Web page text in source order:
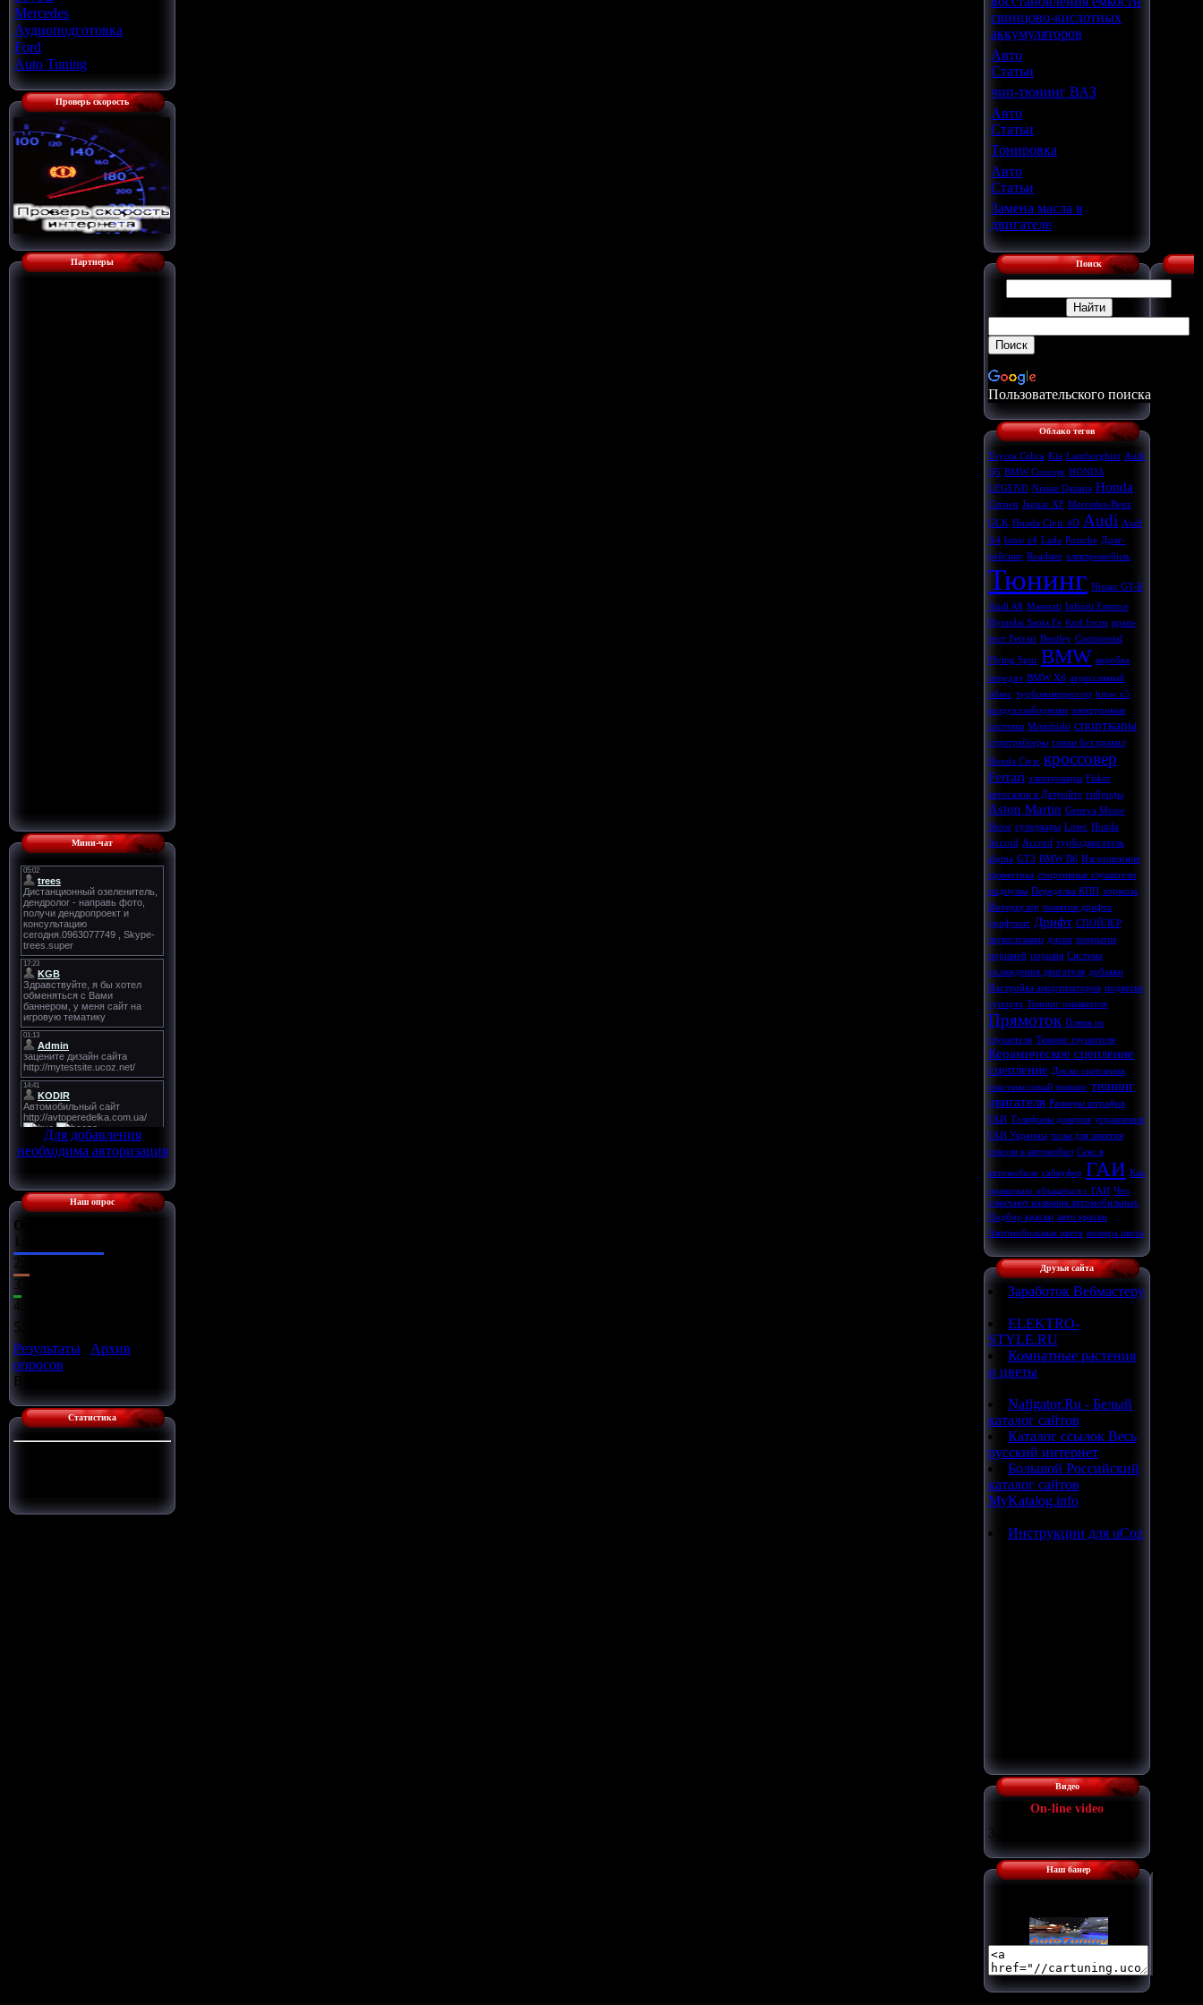
Mercedes
Аудиоподготовка
Ford
Auto Tuning
Проверь скорость
Партнеры
Мини-чат
Для добавления
необходима авторизация
Наш опрос
Оцените сайт
2.
3.
4.
5.
Результаты
Архив
опросов
Всего ответов:
Статистика
свинцово-кислотных
аккумуляторов
Авто
Статьи
чип-тюнинг ВАЗ
Авто
Статьи
Тонировка
Авто
Статьи
Замена масла в
двигателе
Поиск
Пользовательского поиска
Облако тегов
Toyota Celica Kia Lamborghini Audi
Q5 BMW Concept HONDA
LEGEND Nissan Qazana Honda
Citroen Jaguar XF Mercedes-Benz
GLK Honda Civic 4D Audi Audi
A4 bmw z4 Lada Porsche Драг-
рейсинг Roadster электромобиль
Тюнинг Nissan GT-R
Audi A8 Maserati Infiniti Essence
Hyundai Santa Fe ford focus краш-
тест Ferrari Bentley Continental
Flying Spur BMW коробка
передач BMW X6 агрессивный
обвес турбокомпрессор bmw x5
воздухозаборники электронные
системы Mitsubishi спорткары
стритрейсеры гонки без правил
Honda Civic кроссовер
Ferrari электрокары Fisker
автосалон в Детройте гибриды
Aston Martin Geneva Motor
Show суперкары Lotec Honda
Accord
Accord турбодвигатель
alpina GT3 BMW B6 Изготовление
прямотока спортивные глушители
подиумы Переделка КПП тормоза
Интеркулер понятия дрифта
дрифтинг Дрифт СПОЙЛЕР
легкосплавки диски покрытие
поршней поршня Система
охлаждения двигателя добавки
Настройка амортизаторов подвеска
супорта Тюнинг омывателя
Прямоток Плямя из
глушителя Тюнинг глушителя
Керамическое сцепление
сцепление Диски сцепления
пластмассовый тюнинг тюнинг
двигателя Размеры штрафов
ГАИ Телефоны доверия управления
ГАИ Украины позы для занятия
сексом в автомобил Секс в
автомобиле сабвуфер ГАИ Как
правильно объщаться с ГАИ Что
означают названия автомобильных
Подбор краски авто краски
Автомобильные цвета номера цвета
Друзья сайта
Заработок Вебмастеру
ELEKTRO-
STYLE.RU
Комнатные растения
и цветы
Nafigator.Ru - Белый
каталог сайтов
Каталог ссылок Весь
русский интернет
Большой Российский
каталог сайтов
MyKatalog.info
Инструкции для uCoz
Видео
Оn-line video
Загрузка...
Наш банер